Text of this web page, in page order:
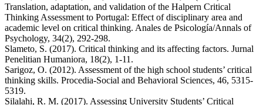
Translation, adaptation, and validation of the Halpern Critical
Thinking Assessment to Portugal: Effect of disciplinary area and
academic level on critical thinking. Anales de Psicología/Annals of
Psychology, 34(2), 292-298.
Slameto, S. (2017). Critical thinking and its affecting factors. Jurnal
Penelitian Humaniora, 18(2), 1-11.
Sarigoz, O. (2012). Assessment of the high school students’ critical
thinking skills. Procedia-Social and Behavioral Sciences, 46, 5315-
5319.
Silalahi, R. M. (2017). Assessing University Students’ Critical